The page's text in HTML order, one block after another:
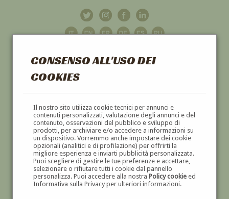
CONSENSO ALL'USO DEI
COOKIES
Il nostro sito utilizza cookie tecnici per annunci e
contenuti personalizzati, valutazione degli annunci e del
contenuto, osservazioni del pubblico e sviluppo di
prodotti, per archiviare e/o accedere a informazioni su
un dispositivo. Vorremmo anche impostare dei cookie
opzionali (analitici e di profilazione) per offrirti la
migliore esperienza e inviarti pubblicità personalizzata.
Puoi scegliere di gestire le tue preferenze e accettare,
selezionare o rifiutare tutti i cookie dal pannello
personalizza. Puoi accedere alla nostra Policy cookieed
Informativa sulla Privacy per ulteriori informazioni.
GALLERIAD'ARTE
DIPINTI E SCULTURE '800 E '900